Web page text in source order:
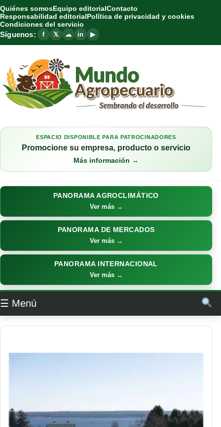
Quiénes somosEquipo editorialContacto
Responsabilidad editorialPolítica de privacidad y cookies
Condiciones del servicio
Síguenos: f 𝕏 ☁ in ▶
ESPACIO DISPONIBLE PARA PATROCINADORES
Promocione su empresa, producto o servicio
Más información →
PANORAMA AGROCLIMÁTICO
Ver más →
PANORAMA DE MERCADOS
Ver más →
PANORAMA INTERNACIONAL
Ver más →
☰ Menú